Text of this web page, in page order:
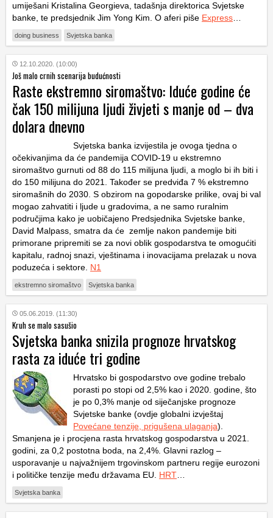
umiješani Kristalina Georgieva, tadašnja direktorica Svjetske
banke, te predsjednik Jim Yong Kim. O aferi piše Express
doing business Svjetska banka
12.10.2020. (10:00)
Još malo crnih scenarija budućnosti
Raste ekstremno siromaštvo: Iduće godine će
čak 150 milijuna ljudi živjeti s manje od – dva
dolara dnevno
Svjetska banka izvijestila je ovoga tjedna o
očekivanjima da će pandemija COVID-19 u ekstremno
siromaštvo gurnuti od 88 do 115 milijuna ljudi, a moglo bi ih biti i
do 150 milijuna do 2021. Također se predviđa 7 % ekstremno
siromašnih do 2030. S obzirom na gopodarske prilike, ovaj bi val
mogao zahvatiti i ljude u gradovima, a ne samo ruralnim
područjima kako je uobičajeno Predsjednika Svjetske banke,
David Malpass, smatra da će zemlje nakon pandemije biti
primorane pripremiti se za novi oblik gospodarstva te omogućiti
kapitalu, radnoj snazi, vještinama i inovacijama prelazak u nova
poduzeća i sektore. N1
ekstremno siromaštvo Svjetska banka
05.06.2019. (11:30)
Kruh se malo sasušio
Svjetska banka snizila prognoze hrvatskog
rasta za iduće tri godine
Hrvatsko bi gospodarstvo ove godine trebalo
porasti po stopi od 2,5% kao i 2020. godine, što
je po 0,3% manje od siječanjske prognoze
Svjetske banke (ovdje globalni izvještaj
Povećane tenzije, prigušena ulaganja).
Smanjena je i procjena rasta hrvatskog gospodarstva u 2021.
godini, za 0,2 postotna boda, na 2,4%. Glavni razlog –
usporavanje u najvažnijem trgovinskom partneru regije eurozoni
i političke tenzije među državama EU. HRT
Svjetska banka